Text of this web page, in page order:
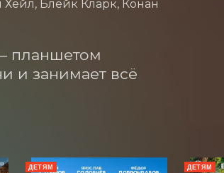
Блейк Кларк, Конан
планшетом
и занимает всё
ДЕТЯМ ДЕТЯМ